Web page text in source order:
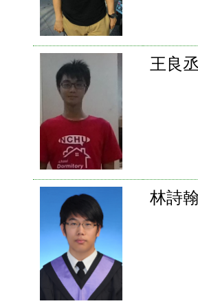
王良丞
林詩翰